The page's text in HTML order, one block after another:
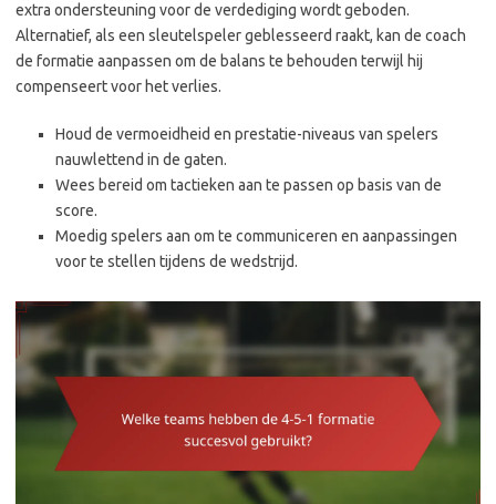
extra ondersteuning voor de verdediging wordt geboden.
Alternatief, als een sleutelspeler geblesseerd raakt, kan de coach
de formatie aanpassen om de balans te behouden terwijl hij
compenseert voor het verlies.
Houd de vermoeidheid en prestatie-niveaus van spelers
nauwlettend in de gaten.
Wees bereid om tactieken aan te passen op basis van de
score.
Moedig spelers aan om te communiceren en aanpassingen
voor te stellen tijdens de wedstrijd.